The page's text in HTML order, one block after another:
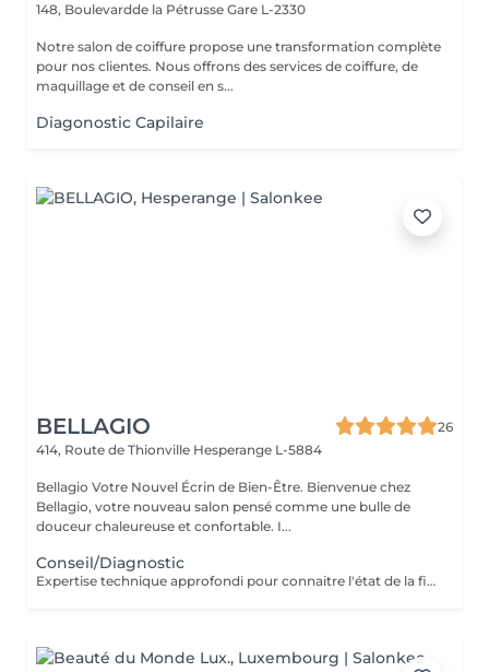
148, Boulevardde la Pétrusse Gare L-2330
Notre salon de coiffure propose une transformation complète
pour nos clientes. Nous offrons des services de coiffure, de
maquillage et de conseil en s...
Diagonostic Capilaire
BELLAGIO
26
414, Route de Thionville Hesperange L-5884
Bellagio Votre Nouvel Écrin de Bien-Être. Bienvenue chez
Bellagio, votre nouveau salon pensé comme une bulle de
douceur chaleureuse et confortable. I...
Conseil/Diagnostic
Expertise technique approfondi pour connaitre l'état de la fibre capillaire et diagnostic il vous aide à choisir une coupe et coiffage adapté à votre morphologie. Nous travaillons exclusivement avec un produit breveté de coloration permanente professionnelle sans ammoniaque, enrichie en caviar et en kératine. Elle offre des résultats intenses, homogènes et durables tout en respectant la fibre capillaire. Sa formule assure une couverture optimale des cheveux blancs, une excellente tenue et une brillance remarquable. Pour les blond la formule infusée d'actifs cosmétiques végétaux hydratants et protecteurs, permet un travail d'éclaircissement profond tout en douceur.